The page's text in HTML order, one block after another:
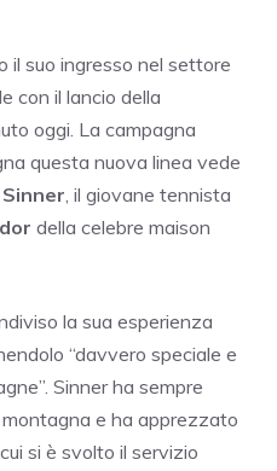
il suo ingresso nel settore
con il lancio della
oggi. La campagna
questa nuova linea vede
Sinner, il giovane tennista
della celebre maison
la sua esperienza
“davvero speciale e
Sinner ha sempre
e ha apprezzato
si è svolto il servizio